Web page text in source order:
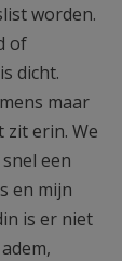
worden.
of
dicht.
maar
zit erin. We
een
en mijn
is er niet